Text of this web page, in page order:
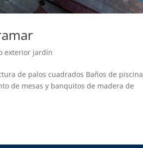
exterior jardín
de palos cuadrados Baños de piscina
de mesas y banquitos de madera de